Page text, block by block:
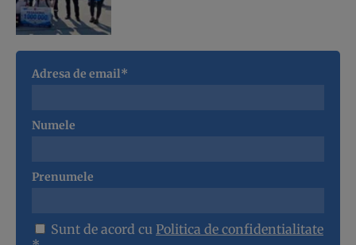
Adresa de email*
Numele
Prenumele
Sunt de acord cu Politica de confidentialitate